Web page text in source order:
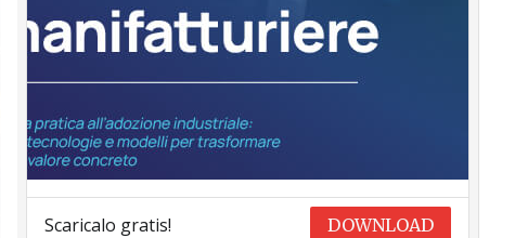
Scaricalo gratis! DOWNLOAD